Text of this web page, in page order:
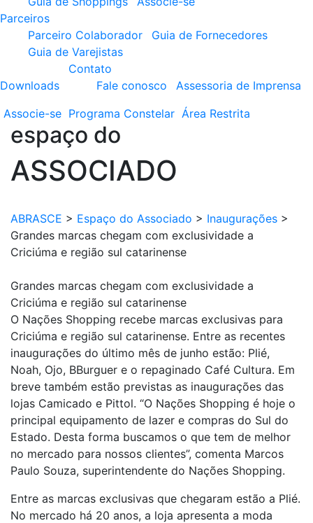
Parceiros
Parceiro Colaborador
Guia de Fornecedores
Guia de Varejistas
Downloads
Contato
Fale conosco
Assessoria de Imprensa
Associe-se Programa Constelar Área Restrita
espaço do
ASSOCIADO
ABRASCE > Espaço do Associado > Inaugurações >
Grandes marcas chegam com exclusividade a
Criciúma e região sul catarinense
Grandes marcas chegam com exclusividade a
Criciúma e região sul catarinense
O Nações Shopping recebe marcas exclusivas para
Criciúma e região sul catarinense. Entre as recentes
inaugurações do último mês de junho estão: Plié,
Noah, Ojo, BBurguer e o repaginado Café Cultura. Em
breve também estão previstas as inaugurações das
lojas Camicado e Pittol. “O Nações Shopping é hoje o
principal equipamento de lazer e compras do Sul do
Estado. Desta forma buscamos o que tem de melhor
no mercado para nossos clientes”, comenta Marcos
Paulo Souza, superintendente do Nações Shopping.
Entre as marcas exclusivas que chegaram estão a Plié.
No mercado há 20 anos, a loja apresenta a moda